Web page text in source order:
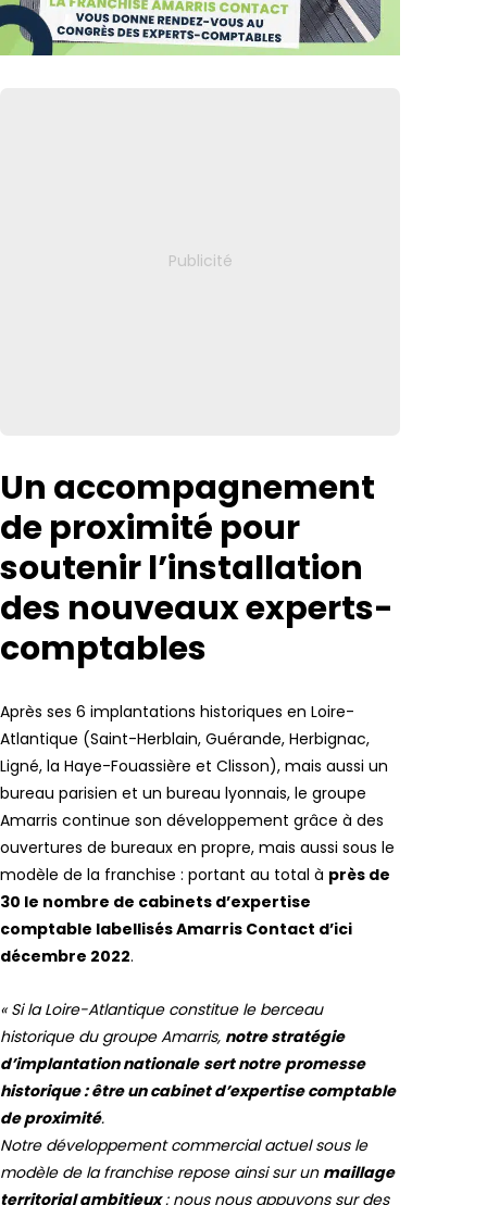
Un accompagnement
de proximité pour
soutenir l’installation
des nouveaux experts-
comptables
Après ses 6 implantations historiques en Loire-
Atlantique (Saint-Herblain, Guérande, Herbignac,
Ligné, la Haye-Fouassière et Clisson), mais aussi un
bureau parisien et un bureau lyonnais, le groupe
Amarris continue son développement grâce à des
ouvertures de bureaux en propre, mais aussi sous le
modèle de la franchise : portant au total à près de
30 le nombre de cabinets d’expertise
comptable labellisés Amarris Contact d’ici
décembre 2022.
« Si la Loire-Atlantique constitue le berceau
historique du groupe Amarris, notre stratégie
d’implantation nationale sert notre promesse
historique : être un cabinet d’expertise comptable
de proximité.
Notre développement commercial actuel sous le
modèle de la franchise repose ainsi sur un maillage
territorial ambitieux: nous nous appuyons sur des